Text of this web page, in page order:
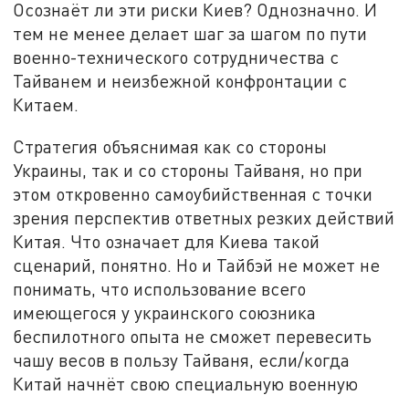
Осознаёт ли эти риски Киев? Однозначно. И
тем не менее делает шаг за шагом по пути
военно-технического сотрудничества с
Тайванем и неизбежной конфронтации с
Китаем.
Стратегия объяснимая как со стороны
Украины, так и со стороны Тайваня, но при
этом откровенно самоубийственная с точки
зрения перспектив ответных резких действий
Китая. Что означает для Киева такой
сценарий, понятно. Но и Тайбэй не может не
понимать, что использование всего
имеющегося у украинского союзника
беспилотного опыта не сможет перевесить
чашу весов в пользу Тайваня, если/когда
Китай начнёт свою специальную военную